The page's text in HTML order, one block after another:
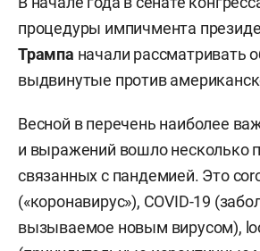
процедуры импичмента
Трампа начали рассматривать
выдвинутые против
Весной в перечень наиболее
и выражений вошло несколько
связанных с пандемией. Это
(«коронавирус»), COVID-19
вызываемое новым вирусом),